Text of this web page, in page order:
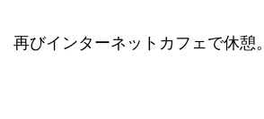
再びインターネットカフェで休憩。